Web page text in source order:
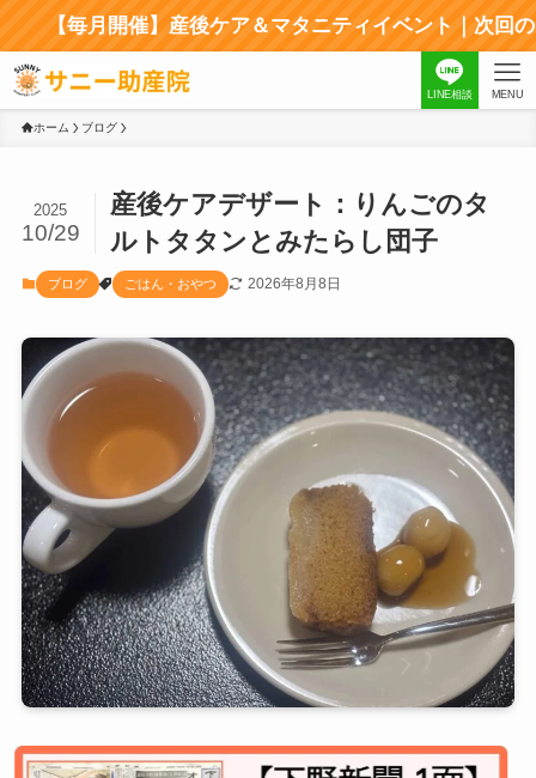
月開催】産後ケア＆マタニティイベント｜次回のイベ
LINE相談 MENU
ホーム ブログ
産後ケアデザート：りんごのタ
ルトタタンとみたらし団子
2025
10/29
ブログ ごはん・おやつ 2026年8月8日